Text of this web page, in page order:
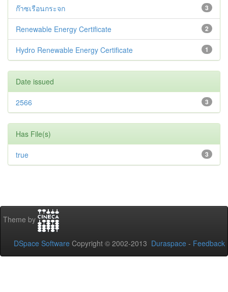
3
ก๊าซเรือนกระจก
2
Renewable Energy Certificate
1
Hydro Renewable Energy Certificate
Date issued
3
2566
Has File(s)
3
true
Theme by
DSpace Software Copyright © 2002-2013 Duraspace - Feedback